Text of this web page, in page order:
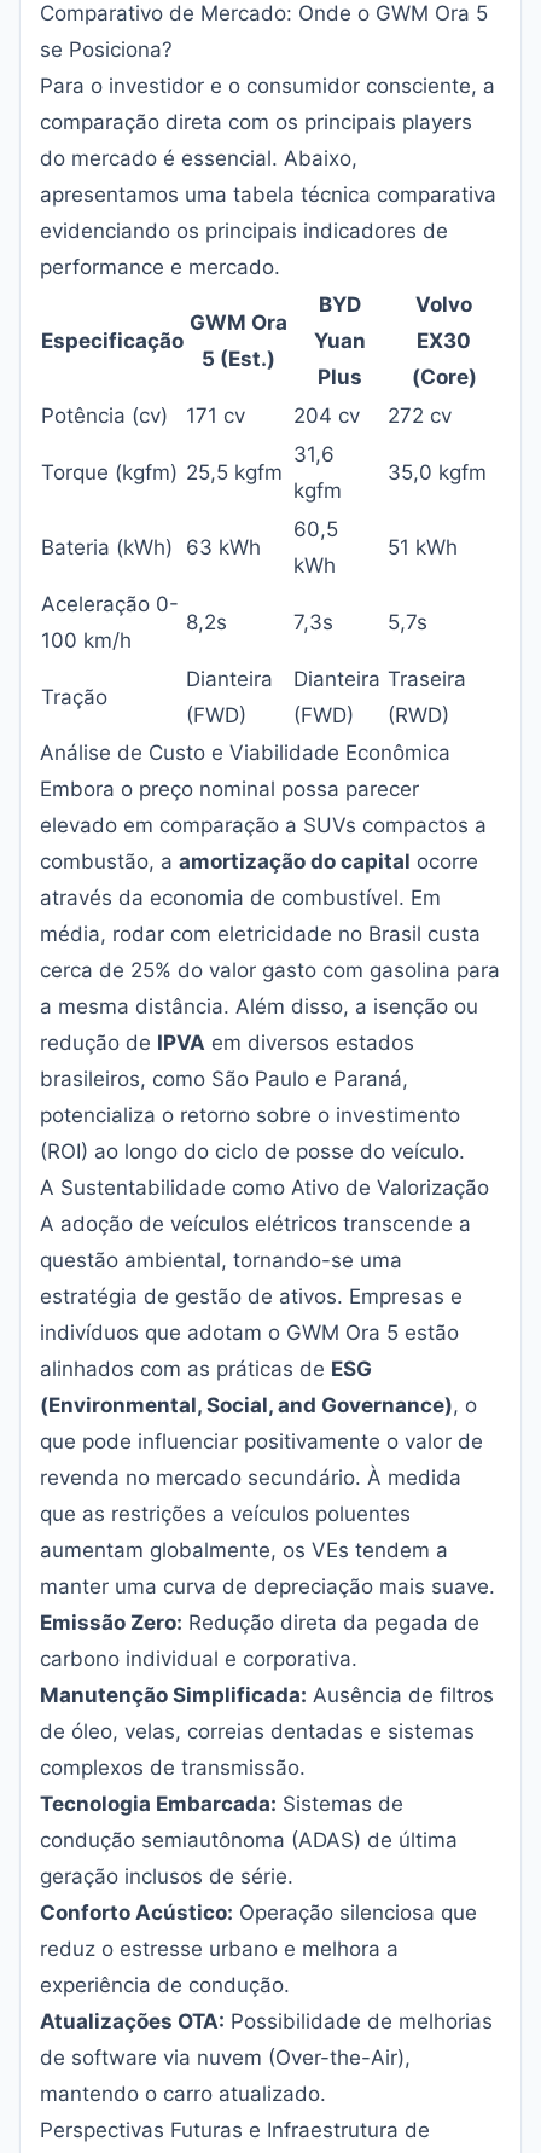
Comparativo de Mercado: Onde o GWM Ora 5
se Posiciona?
Para o investidor e o consumidor consciente, a
comparação direta com os principais players
do mercado é essencial. Abaixo,
apresentamos uma tabela técnica comparativa
evidenciando os principais indicadores de
performance e mercado.
Especificação
GWM Ora
5 (Est.)
BYD
Yuan
Plus
Volvo
EX30
(Core)
Potência (cv)
171 cv 204 cv 272 cv
Torque (kgfm) 25,5 kgfm
31,6
kgfm
35,0 kgfm
Bateria (kWh) 63 kWh
60,5
kWh
51 kWh
Aceleração 0-
100 km/h
8,2s 7,3s 5,7s
Tração
Dianteira
(FWD)
Dianteira
(FWD)
Traseira
(RWD)
Análise de Custo e Viabilidade Econômica
Embora o preço nominal possa parecer
elevado em comparação a SUVs compactos a
combustão, a amortização do capital ocorre
através da economia de combustível. Em
média, rodar com eletricidade no Brasil custa
cerca de 25% do valor gasto com gasolina para
a mesma distância. Além disso, a isenção ou
redução de IPVA em diversos estados
brasileiros, como São Paulo e Paraná,
potencializa o retorno sobre o investimento
(ROI) ao longo do ciclo de posse do veículo.
A Sustentabilidade como Ativo de Valorização
A adoção de veículos elétricos transcende a
questão ambiental, tornando-se uma
estratégia de gestão de ativos. Empresas e
indivíduos que adotam o GWM Ora 5 estão
alinhados com as práticas de ESG
(Environmental, Social, and Governance), o
que pode influenciar positivamente o valor de
revenda no mercado secundário. À medida
que as restrições a veículos poluentes
aumentam globalmente, os VEs tendem a
manter uma curva de depreciação mais suave.
Emissão Zero: Redução direta da pegada de
carbono individual e corporativa.
Manutenção Simplificada: Ausência de filtros
de óleo, velas, correias dentadas e sistemas
complexos de transmissão.
Tecnologia Embarcada: Sistemas de
condução semiautônoma (ADAS) de última
geração inclusos de série.
Conforto Acústico: Operação silenciosa que
reduz o estresse urbano e melhora a
experiência de condução.
Atualizações OTA: Possibilidade de melhorias
de software via nuvem (Over-the-Air),
mantendo o carro atualizado.
Perspectivas Futuras e Infraestrutura de